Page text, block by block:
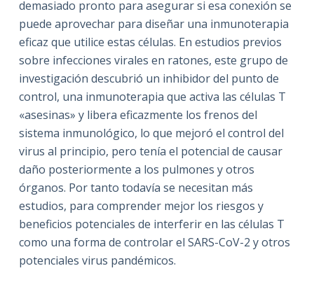
demasiado pronto para asegurar si esa conexión se
puede aprovechar para diseñar una inmunoterapia
eficaz que utilice estas células. En estudios previos
sobre infecciones virales en ratones, este grupo de
investigación descubrió un inhibidor del punto de
control, una inmunoterapia que activa las células T
«asesinas» y libera eficazmente los frenos del
sistema inmunológico, lo que mejoró el control del
virus al principio, pero tenía el potencial de causar
daño posteriormente a los pulmones y otros
órganos. Por tanto todavía se necesitan más
estudios, para comprender mejor los riesgos y
beneficios potenciales de interferir en las células T
como una forma de controlar el SARS-CoV-2 y otros
potenciales virus pandémicos.